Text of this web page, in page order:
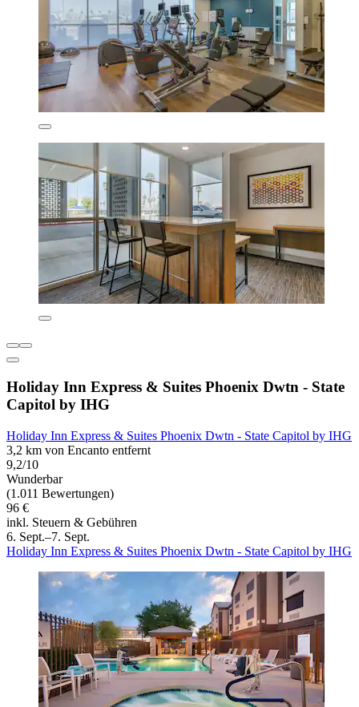
Holiday Inn Express & Suites Phoenix Dwtn - State
Capitol by IHG
Holiday Inn Express & Suites Phoenix Dwtn - State Capitol by IHG
3,2 km von Encanto entfernt
9,2/10
Wunderbar
(1.011 Bewertungen)
96 €
inkl. Steuern & Gebühren
6. Sept.–7. Sept.
Holiday Inn Express & Suites Phoenix Dwtn - State Capitol by IHG